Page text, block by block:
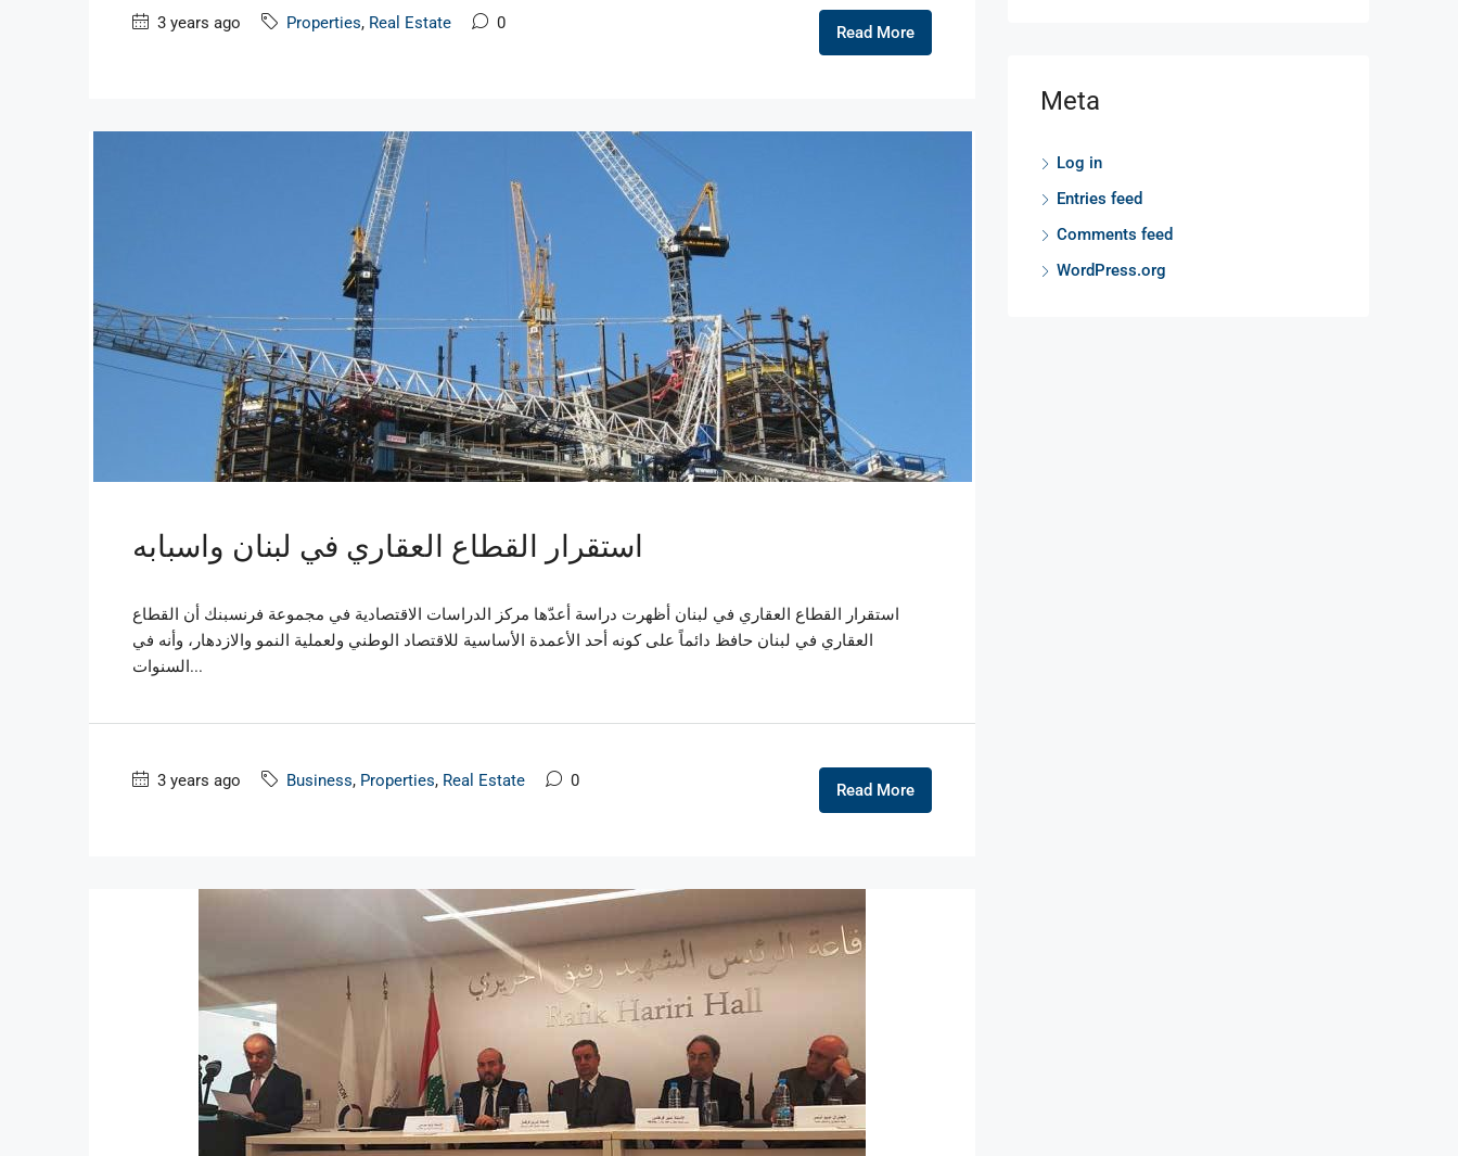
3 years ago Properties, Real Estate 0 Read More
استقرار القطاع العقاري في لبنان واسبابه
استقرار القطاع العقاري في لبنان أظهرت دراسة أعدّها مركز الدراسات الاقتصادية في مجموعة فرنسبنك أن القطاع
العقاري في لبنان حافظ دائماً على كونه أحد الأعمدة الأساسية للاقتصاد الوطني ولعملية النمو والازدهار، وأنه في
السنوات...
3 years ago Business, Properties, Real Estate 0 Read More
Meta
Log in
Entries feed
Comments feed
WordPress.org